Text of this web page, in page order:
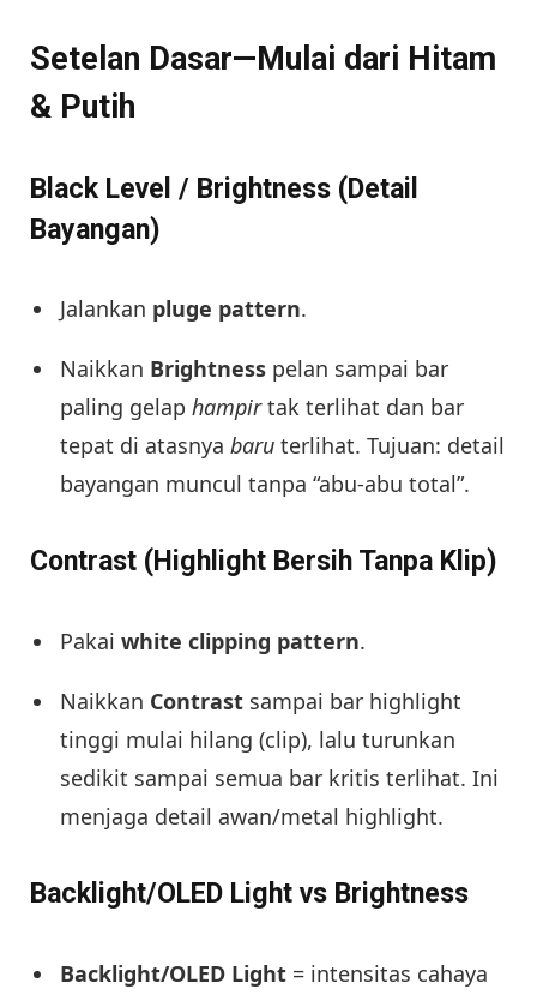
Setelan Dasar—Mulai dari Hitam
& Putih
Black Level / Brightness (Detail
Bayangan)
Jalankan pluge pattern.
Naikkan Brightness pelan sampai bar
paling gelap hampirtak terlihat dan bar
tepat di atasnya baru terlihat. Tujuan: detail
bayangan muncul tanpa “abu-abu total”.
Contrast (Highlight Bersih Tanpa Klip)
Pakai white clipping pattern.
Naikkan Contrast sampai bar highlight
tinggi mulai hilang (clip), lalu turunkan
sedikit sampai semua bar kritis terlihat. Ini
menjaga detail awan/metal highlight.
Backlight/OLED Light vs Brightness
Backlight/OLED Light = intensitas cahaya